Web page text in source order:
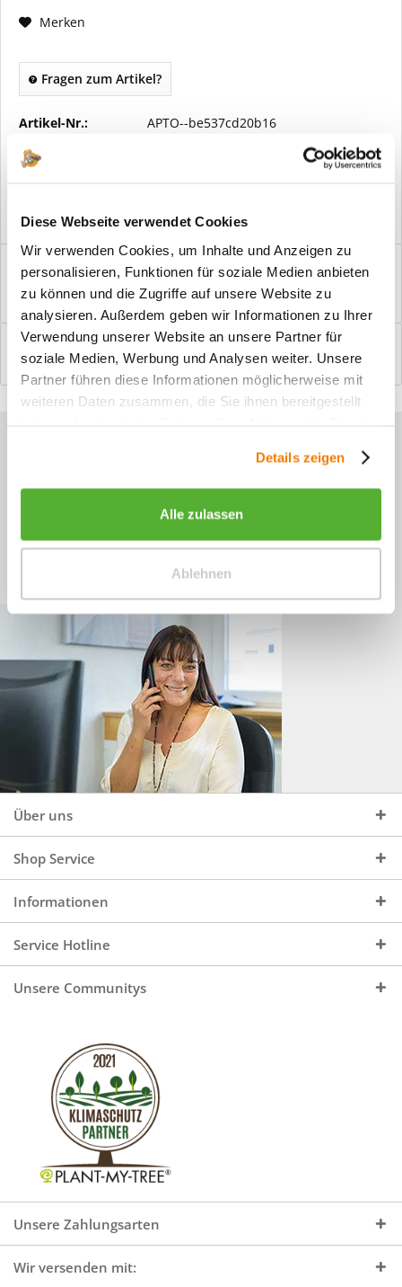
Diese Webseite verwendet Cookies
Wir verwenden Cookies, um Inhalte und Anzeigen zu
personalisieren, Funktionen für soziale Medien anbieten
zu können und die Zugriffe auf unsere Website zu
analysieren. Außerdem geben wir Informationen zu Ihrer
Verwendung unserer Website an unsere Partner für
soziale Medien, Werbung und Analysen weiter. Unsere
Partner führen diese Informationen möglicherweise mit
weiteren Daten zusammen, die Sie ihnen bereitgestellt
Details zeigen
Alle zulassen
Ablehnen
Merken
Fragen zum Artikel?
Artikel-Nr.: APTO--be537cd20b16
Vorteile
Windfangelemente online am Bildschirm konfigurieren und
einbaufertig bestellen. In wenigen...
Bewertungen
0
Bewertungen lesen, schreiben und diskutieren...mehr
Sie haben Fragen zu unseren
+49 (0)4244 965 34 04
Mo - Do, 09:00 - 16:00 Uhr
und Fr, 09:00 - 13:00 Uhr
Über uns
Shop Service
Informationen
Service Hotline
Unsere Communitys
Unsere Zahlungsarten
Wir versenden mit: